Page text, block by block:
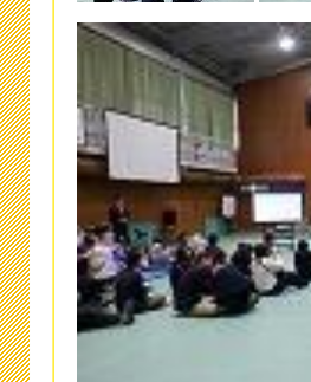
「令和元年度
らせ
2020年2月26日
保健関係書類
2019年11月11日
本日（10/13